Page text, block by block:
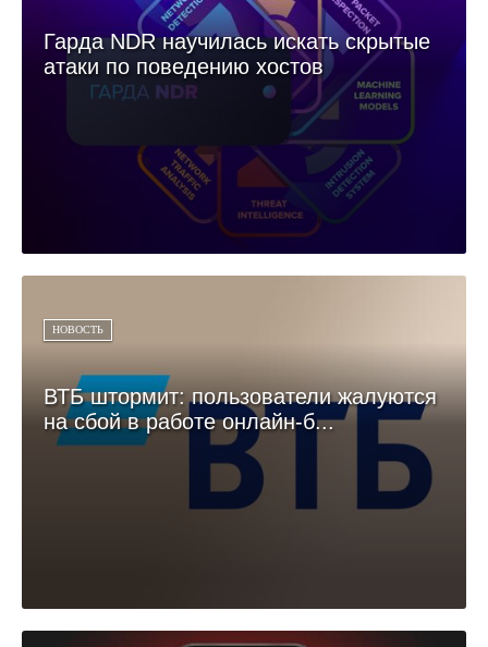
Гарда NDR научилась искать скрытые
атаки по поведению хостов
НОВОСТЬ
ВТБ штормит: пользователи жалуются
на сбой в работе онлайн-б...